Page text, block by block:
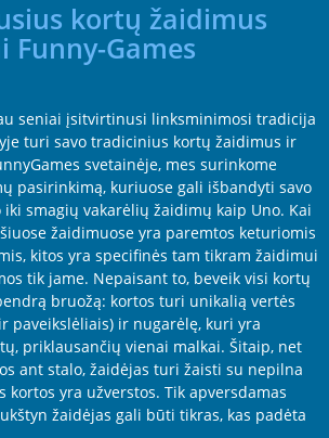
kortų žaidimus
Funny-Games
seniai įsitvirtinusi linksminimosi tradicija
turi savo tradicinius kortų žaidimus ir
svetainėje, mes surinkome
pasirinkimą, kuriuose gali išbandyti savo
smagių vakarėlių žaidimų kaip Uno. Kai
žaidimuose yra paremtos keturiomis
kitos yra specifinės tam tikram žaidimui
tik jame. Nepaisant to, beveik visi kortų
bruožą: kortos turi unikalią vertės
paveikslėliais) ir nugarėlę, kuri yra
priklausančių vienai malkai. Šitaip, net
ant stalo, žaidėjas turi žaisti su nepilna
kortos yra užverstos. Tik apversdamas
žaidėjas gali būti tikras, kas padėta